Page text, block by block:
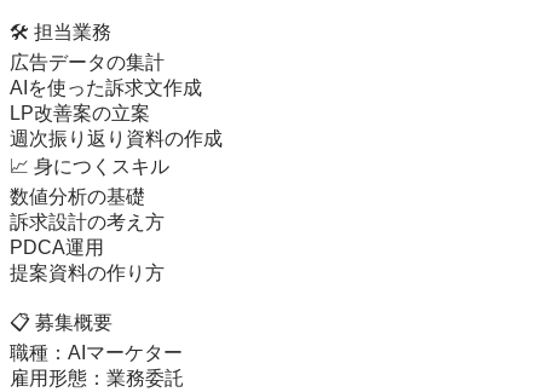
🛠️ 担当業務
広告データの集計
AIを使った訴求文作成
LP改善案の立案
週次振り返り資料の作成
📈 身につくスキル
数値分析の基礎
訴求設計の考え方
PDCA運用
提案資料の作り方
📋 募集概要
職種：AIマーケター
雇用形態：業務委託